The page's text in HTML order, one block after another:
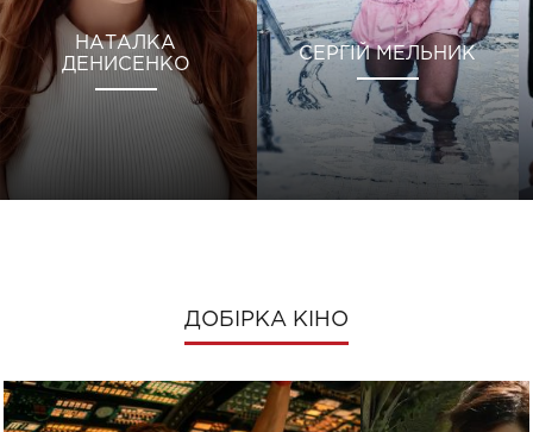
НАТАЛКА
ДЕНИСЕНКО
СЕРГІЙ МЕЛЬНИК
ДОБІРКА КІНО